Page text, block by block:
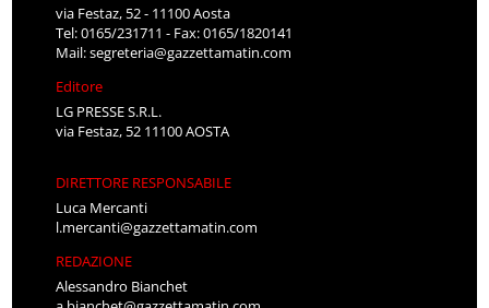
via Festaz, 52 - 11100 Aosta
Tel: 0165/231711 - Fax: 0165/1820141
Mail:segreteria@gazzettamatin.com
Editore
LG PRESSE S.R.L.
via Festaz, 52 11100 AOSTA
DIRETTORE RESPONSABILE
Luca Mercanti
l.mercanti@gazzettamatin.com
REDAZIONE
Alessandro Bianchet